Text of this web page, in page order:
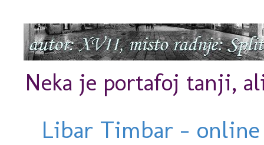
Neka je portafoj tanji,
Libar Timbar -